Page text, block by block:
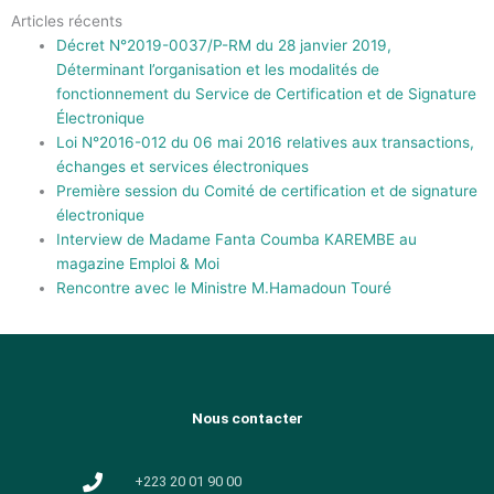
Articles récents
Décret N°2019-0037/P-RM du 28 janvier 2019,
Déterminant l’organisation et les modalités de
fonctionnement du Service de Certification et de Signature
Électronique
Loi N°2016-012 du 06 mai 2016 relatives aux transactions,
échanges et services électroniques
Première session du Comité de certification et de signature
électronique
Interview de Madame Fanta Coumba KAREMBE au
magazine Emploi & Moi
Rencontre avec le Ministre M.Hamadoun Touré
Nous contacter
+223 20 01 90 00